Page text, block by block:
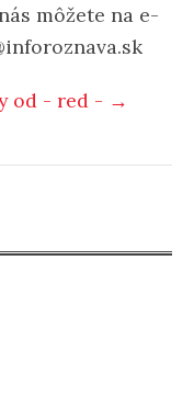
môžete na e-
od - red - →